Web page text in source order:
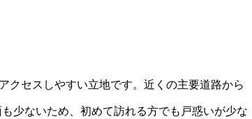
クセスしやすい立地です。近くの主要道路から
少ないため、初めて訪れる方でも戸惑いが少な